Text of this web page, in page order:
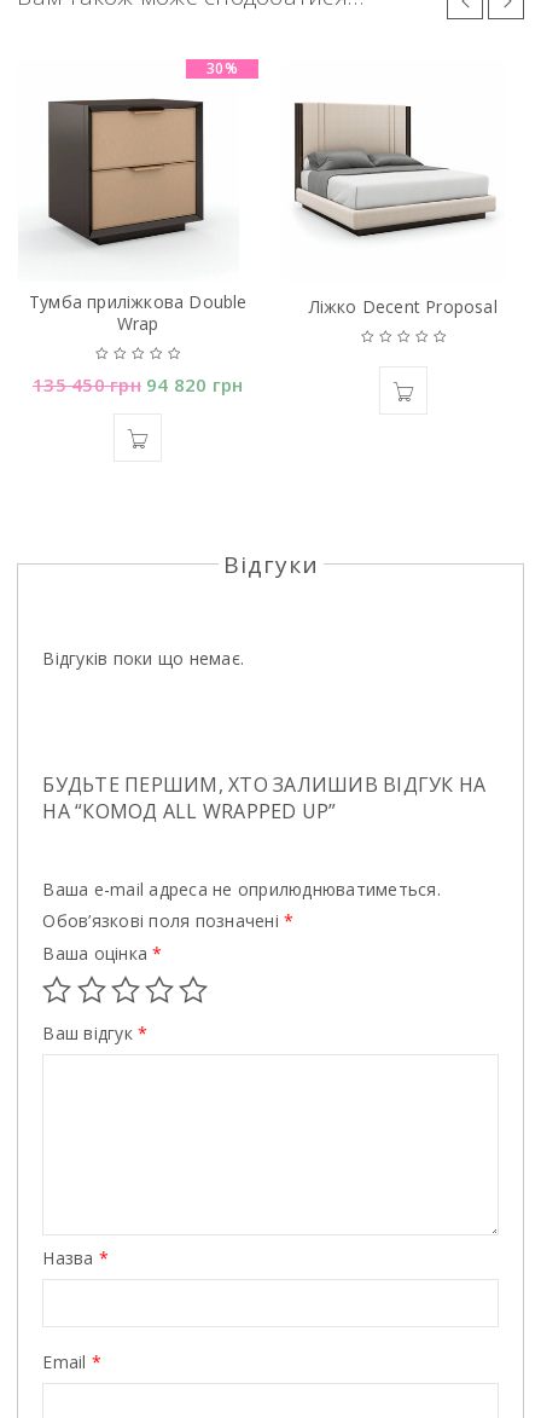
30%
Тумба прилiжкова Double
Wrap
135 450грн 94 820 грн
Лiжко Decent Proposal
Відгуки
Відгуків поки що немає.
БУДЬТЕ ПЕРШИМ, ХТО ЗАЛИШИВ ВІДГУК НА
НА “КОМОД ALL WRAPPED UP”
Ваша e-mail адреса не оприлюднюватиметься.
Обов’язкові поля позначені*
Ваша оцінка*
Ваш відгук*
Назва *
Email *